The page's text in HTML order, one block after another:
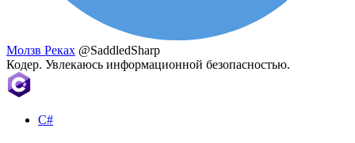
Молзв Реках @SaddledSharp
Кодер. Увлекаюсь информационной безопасностью.
C#